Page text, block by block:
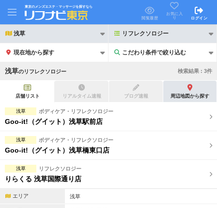
東京のメンズエステ・マッサージを探すなら
閲覧履歴
お気に入
り
ログイン
浅草 リフレクソロジー
現在地から探す こだわり条件で絞り込む
こだわり条件で絞り込む
21時以降も受付
初回割引あり
団体割引
キャッシュレス決済OK
浅草のリフレクソロジー 検索結果 : 3件
店舗リスト リアルタイム速報 ブログ速報 周辺地図から探す
浅草 ボディケア・リフレクソロジー
Goo-it!（グイット）浅草駅前店
浅草 ボディケア・リフレクソロジー
Goo-it!（グイット）浅草橋東口店
浅草 リフレクソロジー
りらくる 浅草国際通り店
エリア 浅草